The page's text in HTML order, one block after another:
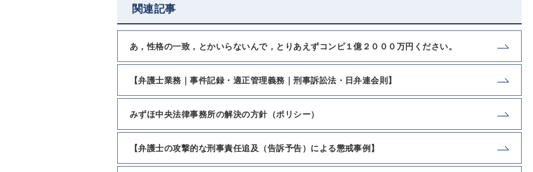
関連記事
あ，性格の一致，とかいらないんで，とりあえずコンピ１億２０００万円ください。
【弁護士業務｜事件記録・適正管理義務｜刑事訴訟法・日弁連会則】
みずほ中央法律事務所の解決の方針（ポリシー）
【弁護士の攻撃的な刑事責任追及（告訴予告）による懲戒事例】